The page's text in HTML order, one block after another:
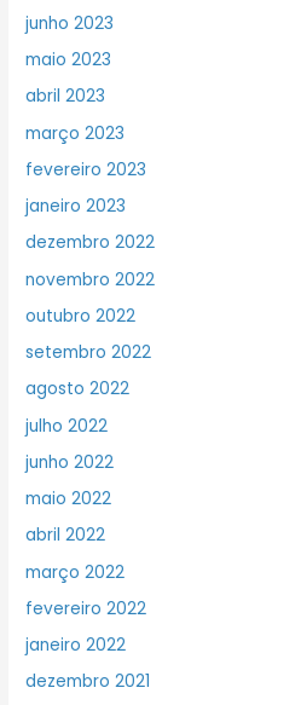
junho 2023
maio 2023
abril 2023
março 2023
fevereiro 2023
janeiro 2023
dezembro 2022
novembro 2022
outubro 2022
setembro 2022
agosto 2022
julho 2022
junho 2022
maio 2022
abril 2022
março 2022
fevereiro 2022
janeiro 2022
dezembro 2021